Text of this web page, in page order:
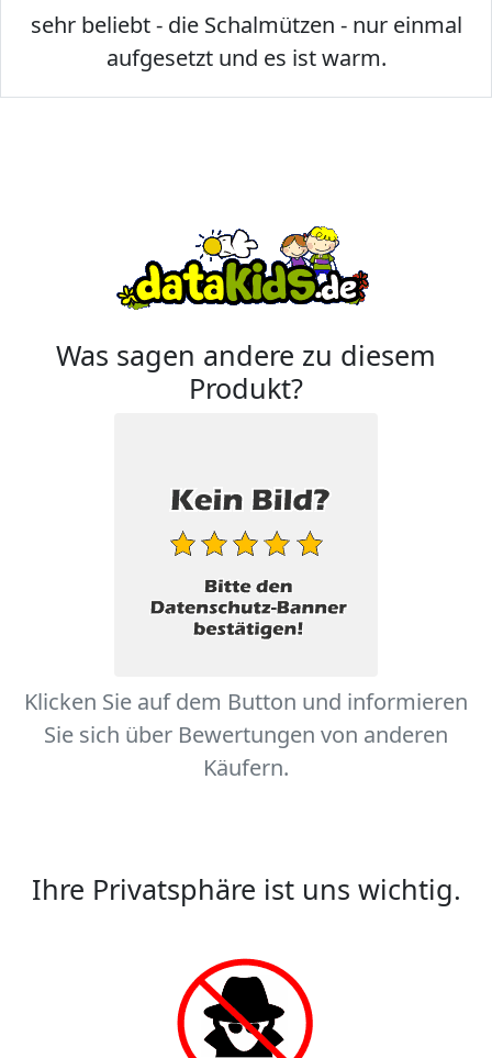
sehr beliebt - die Schalmützen - nur einmal
aufgesetzt und es ist warm.
Was sagen andere zu diesem
Produkt?
Klicken Sie auf dem Button und informieren
Sie sich über Bewertungen von anderen
Käufern.
Ihre Privatsphäre ist uns wichtig.